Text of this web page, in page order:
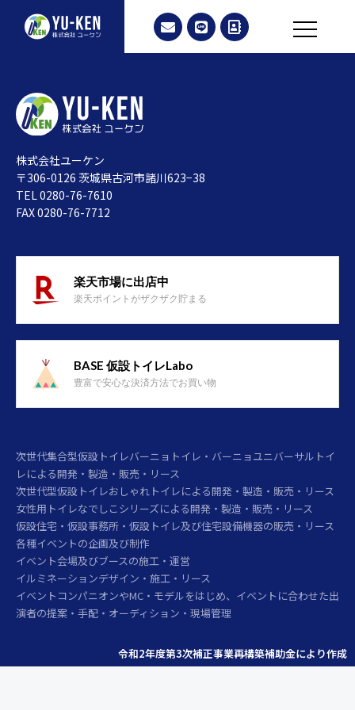
株式会社ユーケン
〒306-0126 茨城県古河市諸川623−38
TEL 0280-76-7610
FAX 0280-76-7712
楽天市場に出店中
楽天ポイントがザクザク貯まる
BASE 仮設トイレLabo
豊富で安心な決済方法でお買い物
次世代集合型仮設トイレバーニョトイレ・バーニョユニバーサルトイ
レによる開発・製造・販売・リース
次世代型仮設トイレおしゃれトイレによる開発・製造・販売・リース
女性用トイレなでしこシリーズによる開発・製造・販売・リース
仮設住宅・仮設事務所・仮設トイレ及び住宅設備機器の販売・リース
各種イベントの企画及び制作
イベント会場及びブースの施工・運営
イルミネーションデザイン・施工・リース
イベントコンパニオンやMC・モデルをはじめ、イベントに合わせた出
演者の提案・手配・オーディション・現場管理
令和2年度第3次補正事業再構築補助金により作成